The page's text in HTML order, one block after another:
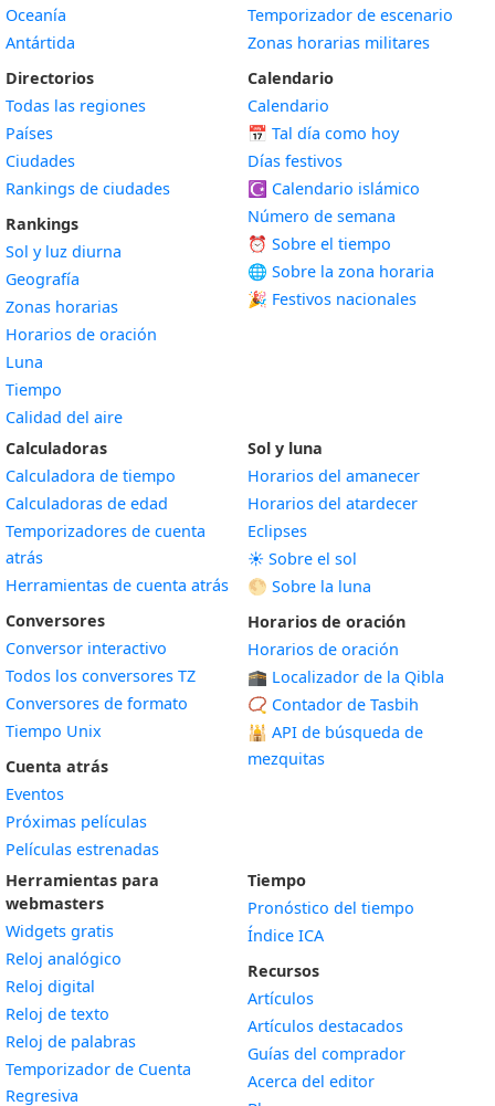
Oceanía
Antártida
Directorios
Todas las regiones
Países
Ciudades
Rankings de ciudades
Rankings
Sol y luz diurna
Geografía
Zonas horarias
Horarios de oración
Luna
Tiempo
Calidad del aire
Temporizador de escenario
Zonas horarias militares
Calendario
Calendario
📅 Tal día como hoy
Días festivos
☪️ Calendario islámico
Número de semana
⏰ Sobre el tiempo
🌐 Sobre la zona horaria
🎉 Festivos nacionales
Calculadoras
Calculadora de tiempo
Calculadoras de edad
Temporizadores de cuenta
atrás
Herramientas de cuenta atrás
Conversores
Conversor interactivo
Todos los conversores TZ
Conversores de formato
Tiempo Unix
Cuenta atrás
Eventos
Próximas películas
Películas estrenadas
Sol y luna
Horarios del amanecer
Horarios del atardecer
Eclipses
☀️ Sobre el sol
🌕 Sobre la luna
Horarios de oración
Horarios de oración
🕋 Localizador de la Qibla
📿 Contador de Tasbih
🕌 API de búsqueda de
mezquitas
Herramientas para
webmasters
Widgets gratis
Reloj analógico
Reloj digital
Reloj de texto
Reloj de palabras
Temporizador de Cuenta
Regresiva
Tiempo
Pronóstico del tiempo
Índice ICA
Recursos
Artículos
Artículos destacados
Guías del comprador
Acerca del editor